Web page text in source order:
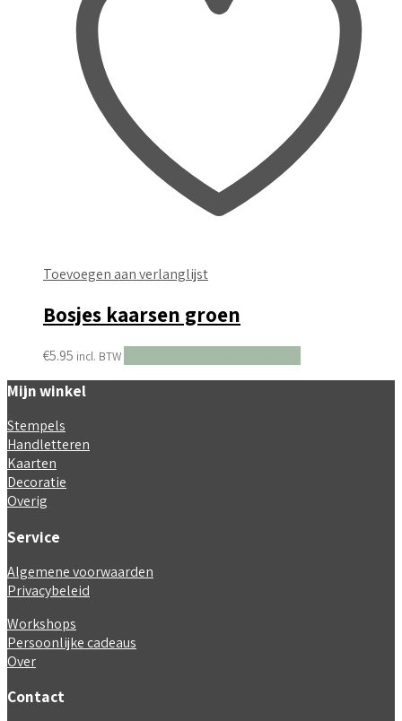
Toevoegen aan verlanglijst
Bosjes kaarsen groen
€5.95 incl. BTW
Mijn winkel
Stempels
Handletteren
Kaarten
Decoratie
Overig
Service
Algemene voorwaarden
Privacybeleid
Workshops
Persoonlijke cadeaus
Over
Contact